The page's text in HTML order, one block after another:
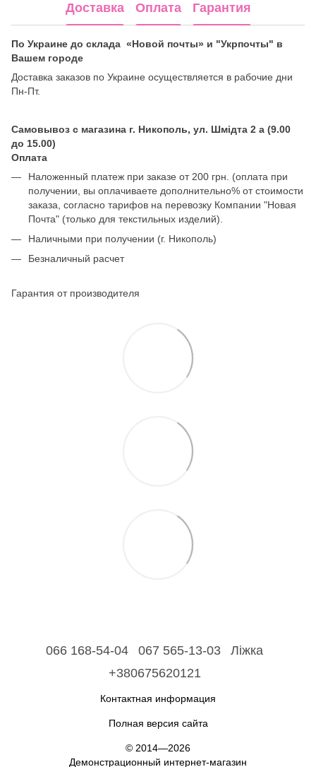
Доставка Оплата Гарантия
По Украине до склада «Новой почты» и "Укрпочты" в
Вашем городе
Доставка заказов по Украине осуществляется в рабочие дни
Пн-Пт.
Самовывоз с магазина г. Никополь, ул. Шмідта 2 а (9.00
до 15.00)
Оплата
Наложенный платеж при заказе от 200 грн. (оплата при
получении, вы оплачиваете дополнительно% от стоимости
заказа, согласно тарифов на перевозку Компании "Новая
Почта" (только для текстильных изделий).
Наличными при получении (г. Никополь)
Безналичный расчет
Гарантия от производителя
066 168-54-04 067 565-13-03
Ліжка
+380675620121
Контактная информация
Полная версия сайта
© 2014—2026
Демонстрационный интернет-магазин